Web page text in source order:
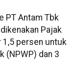
PT Antam Tbk
Pajak
1,5 persen untuk
(NPWP) dan 3